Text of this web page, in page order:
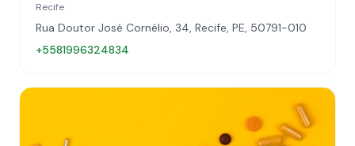
Recife
Rua Doutor José Cornélio, 34, Recife, PE, 50791-010
+5581996324834